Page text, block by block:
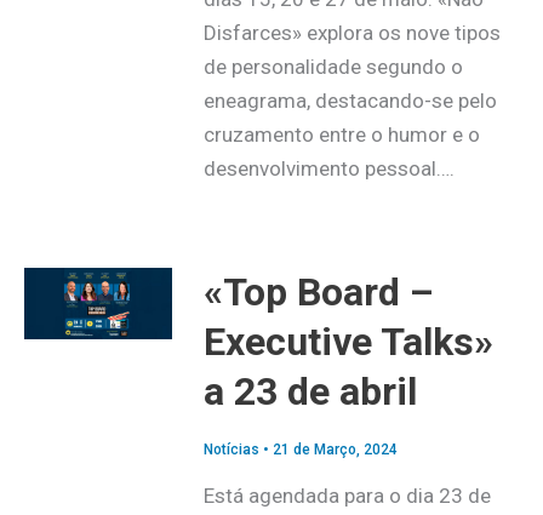
Disfarces» explora os nove tipos
de personalidade segundo o
eneagrama, destacando-se pelo
cruzamento entre o humor e o
desenvolvimento pessoal….
«Top Board –
Executive Talks»
a 23 de abril
Notícias • 21 de Março, 2024
Está agendada para o dia 23 de